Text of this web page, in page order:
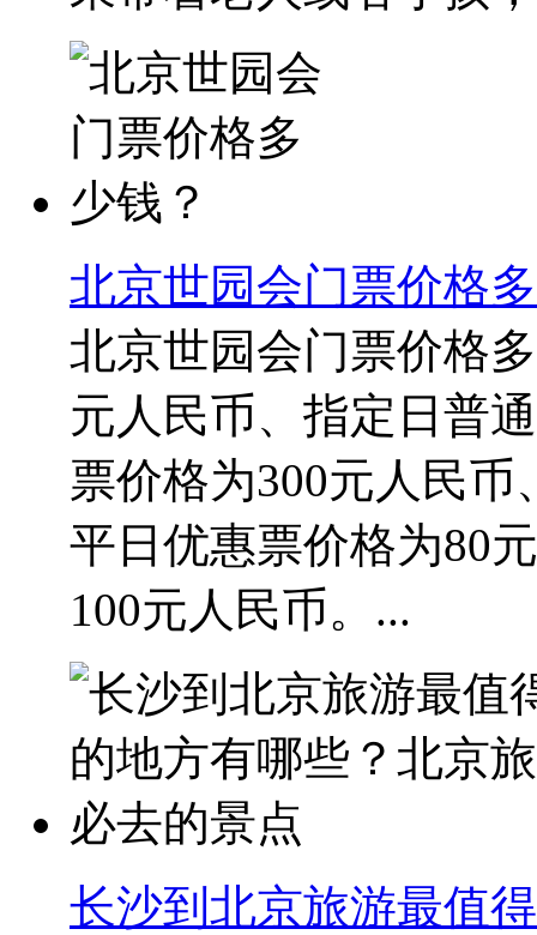
北京世园会门票价格
北京世园会门票价格
元人民币、指定日普
票价格为300元人民
平日优惠票价格为80
100元人民币。​...
长沙到北京旅游最值